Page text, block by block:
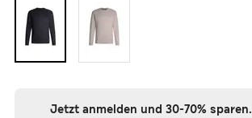
Jetzt anmelden und 30-70% sparen.